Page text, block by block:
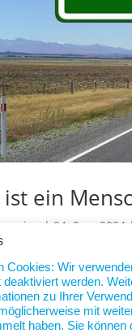
ein
| 24. Sep. 2024 |
böse Jugend. Die
Ausbildung.
sich dann aber um
Cookies: Wir
werden.
zu Ihrer
mit
haben. Sie